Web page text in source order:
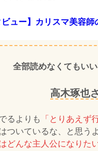
ビュー】カリスマ美容
全部読めなくてもい
高木琢也
るよりも 「とりあえず
ついているな、と思う
どんな主人公になりた